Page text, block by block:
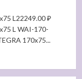
L22249.00 ₽
L WAI-170-
170x75...